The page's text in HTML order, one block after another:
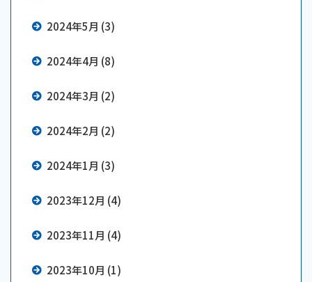
2024年5月 (3)
2024年4月 (8)
2024年3月 (2)
2024年2月 (2)
2024年1月 (3)
2023年12月 (4)
2023年11月 (4)
2023年10月 (1)